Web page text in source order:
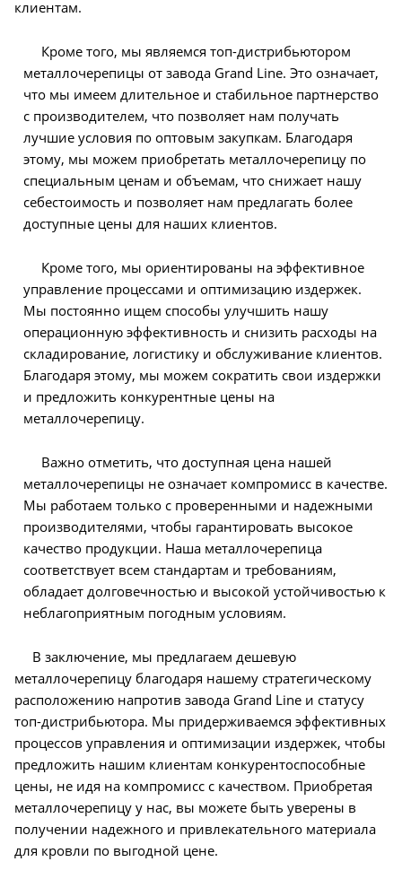
клиентам.
Кроме того, мы являемся топ-дистрибьютором
металлочерепицы от завода Grand Line. Это означает,
что мы имеем длительное и стабильное партнерство
с производителем, что позволяет нам получать
лучшие условия по оптовым закупкам. Благодаря
этому, мы можем приобретать металлочерепицу по
специальным ценам и объемам, что снижает нашу
себестоимость и позволяет нам предлагать более
доступные цены для наших клиентов.
Кроме того, мы ориентированы на эффективное
управление процессами и оптимизацию издержек.
Мы постоянно ищем способы улучшить нашу
операционную эффективность и снизить расходы на
складирование, логистику и обслуживание клиентов.
Благодаря этому, мы можем сократить свои издержки
и предложить конкурентные цены на
металлочерепицу.
Важно отметить, что доступная цена нашей
металлочерепицы не означает компромисс в качестве.
Мы работаем только с проверенными и надежными
производителями, чтобы гарантировать высокое
качество продукции. Наша металлочерепица
соответствует всем стандартам и требованиям,
обладает долговечностью и высокой устойчивостью к
неблагоприятным погодным условиям.
В заключение, мы предлагаем дешевую
металлочерепицу благодаря нашему стратегическому
расположению напротив завода Grand Line и статусу
топ-дистрибьютора. Мы придерживаемся эффективных
процессов управления и оптимизации издержек, чтобы
предложить нашим клиентам конкурентоспособные
цены, не идя на компромисс с качеством. Приобретая
металлочерепицу у нас, вы можете быть уверены в
получении надежного и привлекательного материала
для кровли по выгодной цене.